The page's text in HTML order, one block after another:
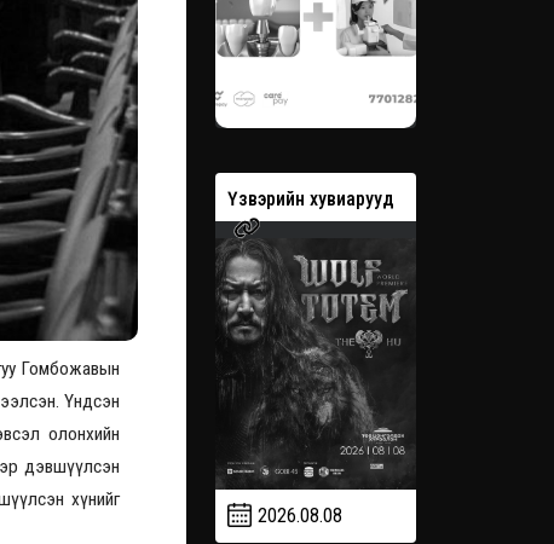
Гомбожавын
Үндсэн
олонхийн
дэвшүүлсэн
хүнийг
хувиарууд Үзвэрийн хувиарууд
2026.08.08